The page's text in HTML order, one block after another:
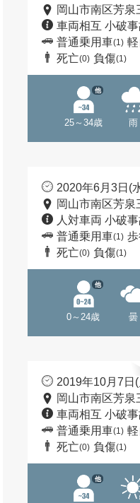
岡山市南区芳泉
車両相互 小破事
普通乗用車(1)
死亡(0) 負傷(1)
25～34歳
他
雨
2020年6月3日(
岡山市南区芳泉
人対車両 小破
普通乗用車(1)
死亡(0) 負傷(1)
0～24歳
他
曇
2019年10月7日
岡山市南区芳泉
車両相互 小破事
普通乗用車(1)
死亡(0) 負傷(1)
他